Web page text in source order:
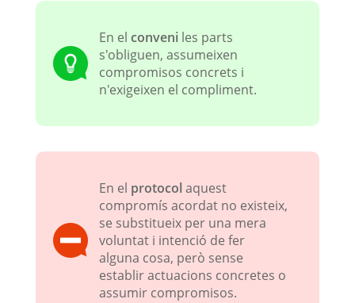
En el conveniles parts
s'obliguen, assumeixen
compromisos concrets i
n'exigeixen el compliment.
En el protocolaquest
compromís acordat no existeix,
se substitueix per una mera
voluntat i intenció de fer
alguna cosa, però sense
establir actuacions concretes o
assumir compromisos.